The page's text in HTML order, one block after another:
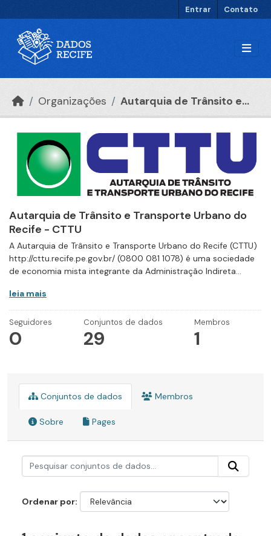
Entrar Contato
Organizações Autarquia de Trânsito e...
Autarquia de Trânsito e Transporte Urbano do
Recife - CTTU
A Autarquia de Trânsito e Transporte Urbano do Recife (CTTU)
http://cttu.recife.pe.gov.br/ (0800 081 1078) é uma sociedade
de economia mista integrante da Administração Indireta...
leia mais
Seguidores
0
Conjuntos de dados
29
Membros
1
Conjuntos de dados Membros
Sobre Pages
Ordenar por